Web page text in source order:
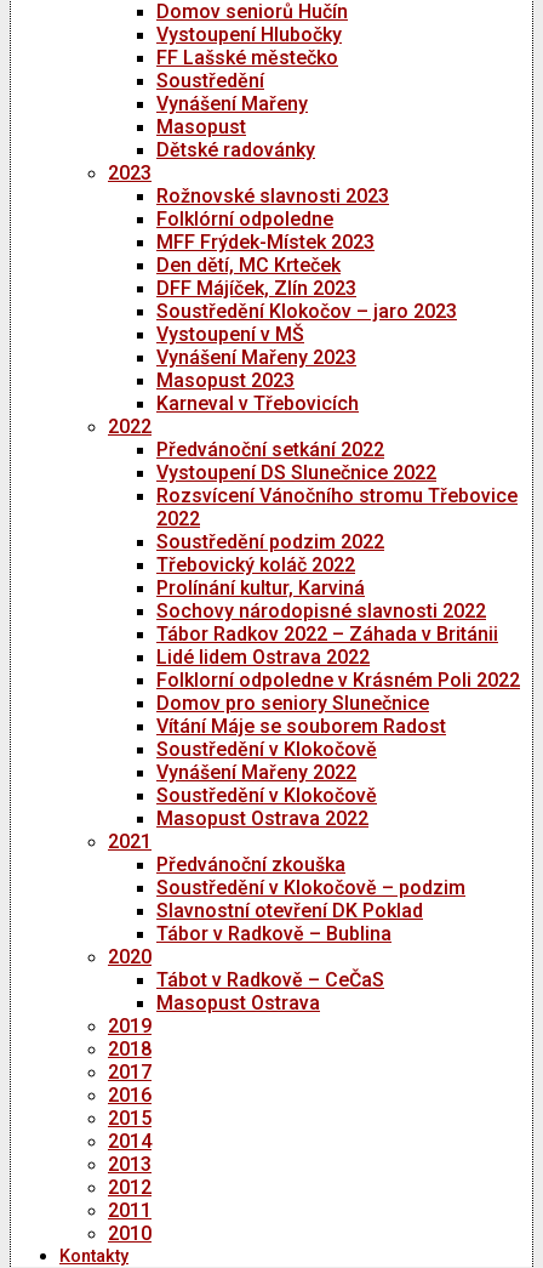
Domov seniorů Hučín
Vystoupení Hlubočky
FF Lašské městečko
Soustředění
Vynášení Mařeny
Masopust
Dětské radovánky
2023
Rožnovské slavnosti 2023
Folklórní odpoledne
MFF Frýdek-Místek 2023
Den dětí, MC Krteček
DFF Májíček, Zlín 2023
Soustředění Klokočov – jaro 2023
Vystoupení v MŠ
Vynášení Mařeny 2023
Masopust 2023
Karneval v Třebovicích
2022
Předvánoční setkání 2022
Vystoupení DS Slunečnice 2022
Rozsvícení Vánočního stromu Třebovice
2022
Soustředění podzim 2022
Třebovický koláč 2022
Prolínání kultur, Karviná
Sochovy národopisné slavnosti 2022
Tábor Radkov 2022 – Záhada v Británii
Lidé lidem Ostrava 2022
Folklorní odpoledne v Krásném Poli 2022
Domov pro seniory Slunečnice
Vítání Máje se souborem Radost
Soustředění v Klokočově
Vynášení Mařeny 2022
Soustředění v Klokočově
Masopust Ostrava 2022
2021
Předvánoční zkouška
Soustředění v Klokočově – podzim
Slavnostní otevření DK Poklad
Tábor v Radkově – Bublina
2020
Tábot v Radkově – CeČaS
Masopust Ostrava
2019
2018
2017
2016
2015
2014
2013
2012
2011
2010
Kontakty